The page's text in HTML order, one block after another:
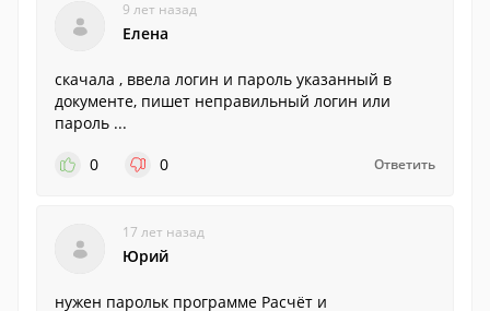
9 лет назад
Елена
скачала , ввела логин и пароль указанный в
документе, пишет неправильный логин или
пароль ...
0
0 Ответить
17 лет назад
Юрий
нужен парольк программе Расчёт и